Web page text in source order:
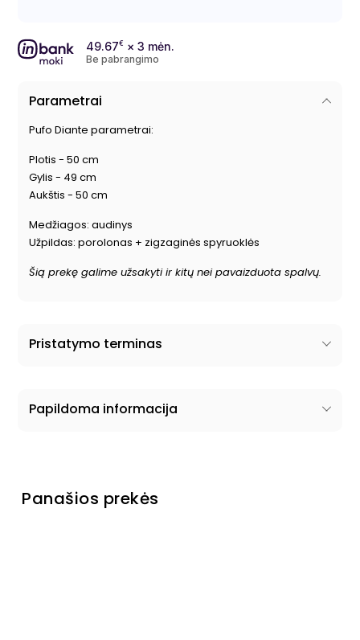
49.67€ × 3 mėn.
Be pabrangimo
Parametrai
Pufo Diante parametrai:
Plotis - 50 cm
Gylis - 49 cm
Aukštis - 50 cm
Medžiagos: audinys
Užpildas: porolonas + zigzaginės spyruoklės
Šią prekę galime užsakyti ir kitų nei pavaizduota spalvų.
Pristatymo terminas
Papildoma informacija
Panašios prekės